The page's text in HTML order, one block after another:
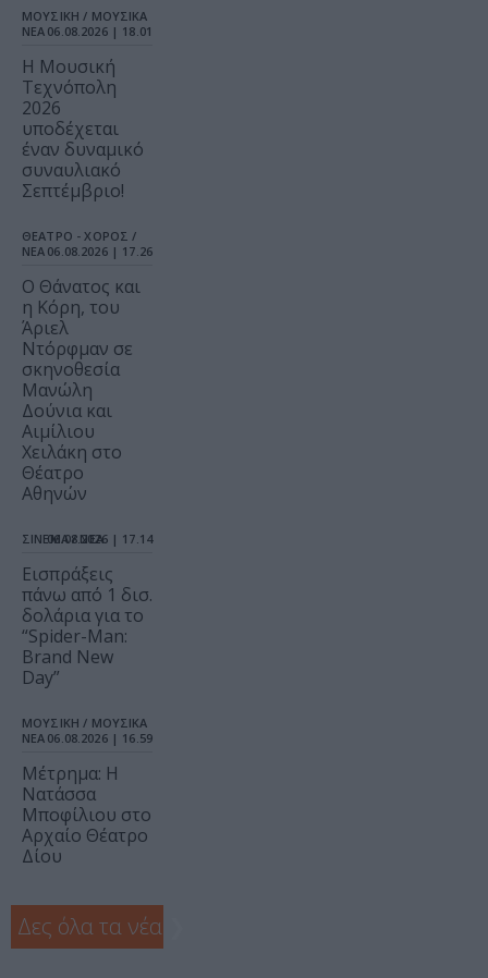
ΜΟΥΣΙΚΗ / ΜΟΥΣΙΚΑ
ΝΕΑ 06.08.2026 | 18.01
Η Μουσική
Τεχνόπολη
2026
υποδέχεται
έναν δυναμικό
συναυλιακό
Σεπτέμβριο!
ΘΕΑΤΡΟ - ΧΟΡΟΣ /
ΝΕΑ 06.08.2026 | 17.26
Ο Θάνατος και
η Κόρη, του
Άριελ
Ντόρφμαν σε
σκηνοθεσία
Μανώλη
Δούνια και
Αιμίλιου
Χειλάκη στο
Θέατρο
Αθηνών
ΣΙΝΕΜΑ / ΝΕΑ
06.08.2026 | 17.14
Εισπράξεις
πάνω από 1 δισ.
δολάρια για το
“Spider-Man:
Brand New
Day”
ΜΟΥΣΙΚΗ / ΜΟΥΣΙΚΑ
ΝΕΑ 06.08.2026 | 16.59
Μέτρημα: Η
Νατάσσα
Μποφίλιου στο
Αρχαίο Θέατρο
Δίου
Δες όλα τα νέα